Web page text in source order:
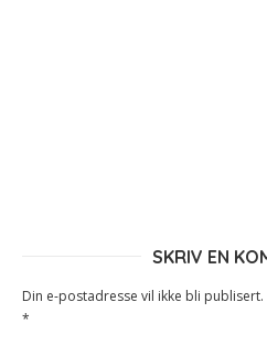
SKRIV EN
Din e-postadresse vil ikke bli publisert.
*